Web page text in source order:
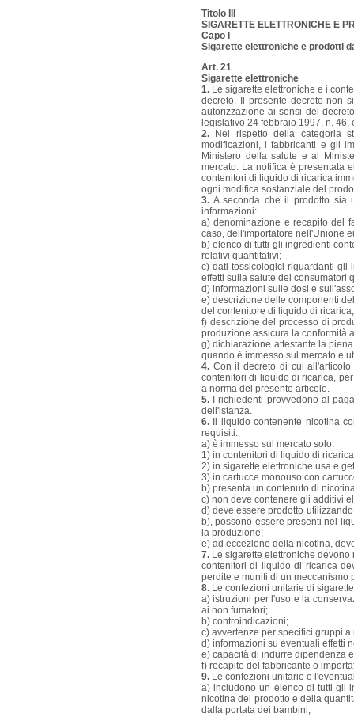
Titolo III
SIGARETTE ELETTRONICHE E
Capo I
Sigarette elettroniche e prodotti
Art. 21
Sigarette elettroniche
1. Le sigarette elettroniche e i
decreto. Il presente decreto non
autorizzazione ai sensi del
legislativo 24 febbraio 1997, n.
2. Nel rispetto della categoria
modificazioni, i fabbricanti e gli
Ministero della salute e al
mercato. La notifica è presentata
contenitori di liquido di ricarica
ogni modifica sostanziale del
3. A seconda che il prodotto sia
informazioni:
a) denominazione e recapito del
caso, dell'importatore nell'Unione
b) elenco di tutti gli ingredienti
relativi quantitativi;
c) dati tossicologici riguardanti gli
effetti sulla salute dei consumatori
d) informazioni sulle dosi e
e) descrizione delle componenti
del contenitore di liquido di ricarica;
f) descrizione del processo di
produzione assicura la conformità
g) dichiarazione attestante la
quando è immesso sul mercato e
4. Con il decreto di cui
contenitori di liquido di ricarica,
a norma del presente articolo.
5. I richiedenti provvedono al
dell'istanza.
6. Il liquido contenente nicotina
requisiti:
a) è immesso sul mercato solo:
1) in contenitori di liquido di
2) in sigarette elettroniche usa e
3) in cartucce monouso con
b) presenta un contenuto di
c) non deve contenere gli additivi
d) deve essere prodotto
b), possono essere presenti nel
la produzione;
e) ad eccezione della nicotina,
7. Le sigarette elettroniche
contenitori di liquido di ricarica
perdite e muniti di un meccanismo
8. Le confezioni unitarie di
a) istruzioni per l'uso e la
ai non fumatori;
b) controindicazioni;
c) avvertenze per specifici gruppi a
d) informazioni su eventuali effetti
e) capacità di indurre dipendenza
f) recapito del fabbricante o
9. Le confezioni unitarie e
a) includono un elenco di tutti gli
nicotina del prodotto e della
dalla portata dei bambini;